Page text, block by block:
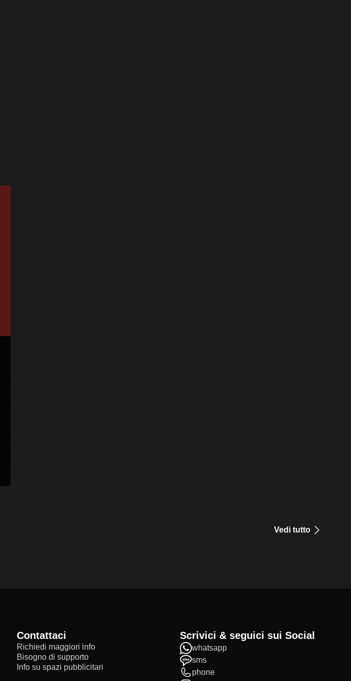
Vedi tutto
Contattaci
Richiedi maggiori info
Bisogno di supporto
Info su spazi pubblicitari
Scrivici & seguici sui Social
whatsapp
sms
phone